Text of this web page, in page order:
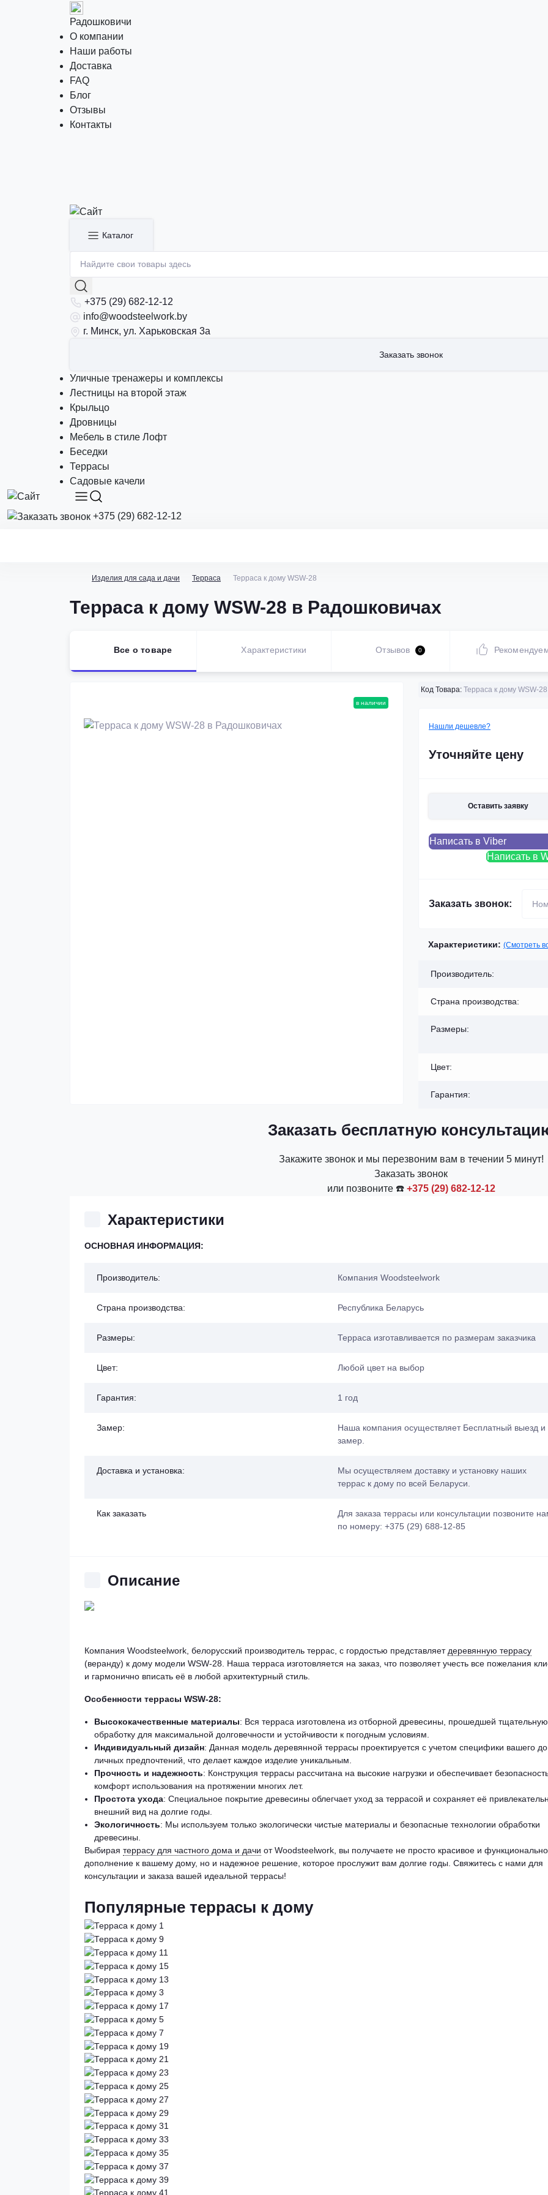
Радошковичи
О компании
Наши работы
Доставка
FAQ
Блог
Отзывы
Контакты
Каталог
+375 (29) 682-12-12
info@woodsteelwork.by
г. Минск, ул. Харьковская 3а
Заказать звонок
Уличные тренажеры и комплексы
Лестницы на второй этаж
Крыльцо
Дровницы
Мебель в стиле Лофт
Беседки
Террасы
Садовые качели
+375 (29) 682-12-12
Изделия для сада и дачи Терраса Терраса к дому WSW-28
Терраса к дому WSW-28 в Радошковичах
Все о товаре Характеристики Отзывов 0
в наличии
Код Товара: Терраса к дому WSW-28
Нашли дешевле?
Уточняйте цену
Оставить заявку
Написать в Viber
Написать в
Заказать звонок:
Характеристики: (Смотреть
Производитель:
Страна производства:
Размеры:
Цвет:
Гарантия:
Заказать бесплатную
Закажите звонок и мы перезвоним вам в течении 5 минут!
Заказать звонок
или позвоните ☎️ +375 (29) 682-12-12
Характеристики
ОСНОВНАЯ ИНФОРМАЦИЯ:
Производитель: Компания Woodsteelwork
Страна производства: Республика Беларусь
Размеры: Терраса изготавливается по размерам заказчика
Цвет: Любой цвет на выбор
Гарантия: 1 год
Замер:
Наша компания осуществляет Бесплатный выезд и
замер.
Доставка и установка:
Мы осуществляем доставку и установку наших
террас к дому по всей Беларуси.
Как заказать
Для заказа террасы или консультации позвоните
по номеру: +375 (29) 688-12-85
Описание
Компания Woodsteelwork, белорусский производитель террас, с гордостью представляет деревянную террасу
(веранду) к дому модели WSW-28. Наша терраса изготовляется на заказ, что позволяет учесть все пожелания
и гармонично вписать её в любой архитектурный стиль.
Особенности террасы WSW-28:
Высококачественные материалы: Вся терраса изготовлена из отборной древесины, прошедшей тщательную
обработку для максимальной долговечности и устойчивости к погодным условиям.
Индивидуальный дизайн: Данная модель деревянной террасы проектируется с учетом специфики вашего
личных предпочтений, что делает каждое изделие уникальным.
Прочность и надежность: Конструкция террасы рассчитана на высокие нагрузки и обеспечивает
комфорт использования на протяжении многих лет.
Простота ухода: Специальное покрытие древесины облегчает уход за террасой и сохраняет её
внешний вид на долгие годы.
Экологичность: Мы используем только экологически чистые материалы и безопасные технологии обработки
древесины.
Выбирая террасу для частного дома и дачи от Woodsteelwork, вы получаете не просто красивое и
дополнение к вашему дому, но и надежное решение, которое прослужит вам долгие годы. Свяжитесь с нами для
консультации и заказа вашей идеальной террасы!
Популярные террасы к дому